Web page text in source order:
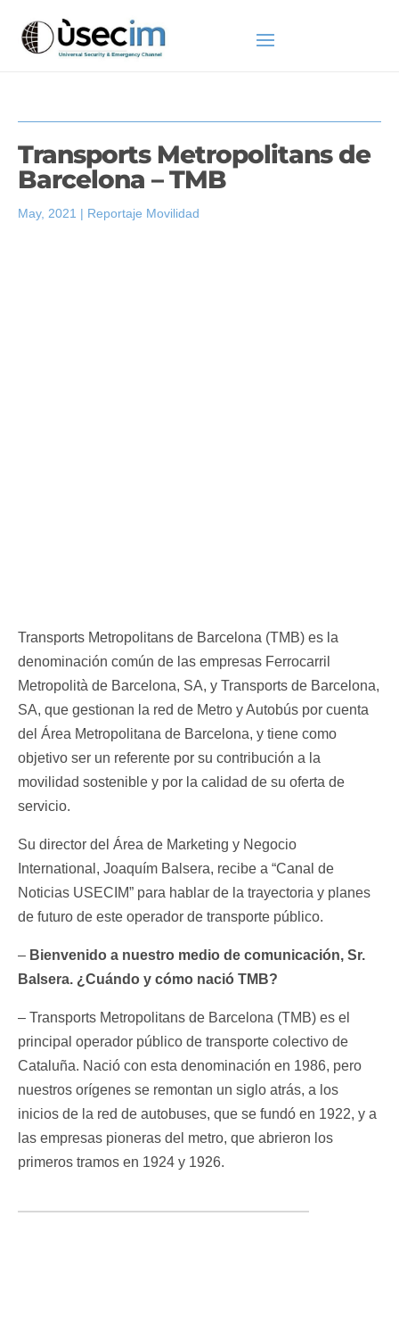
Transports Metropolitans de
Barcelona – TMB
May, 2021 | Reportaje Movilidad
Transports Metropolitans de Barcelona (TMB) es la
denominación común de las empresas Ferrocarril
Metropolità de Barcelona, SA, y Transports de Barcelona,
SA, que gestionan la red de Metro y Autobús por cuenta
del Área Metropolitana de Barcelona, y tiene como
objetivo ser un referente por su contribución a la
movilidad sostenible y por la calidad de su oferta de
servicio.
Su director del Área de Marketing y Negocio
International, Joaquím Balsera, recibe a “Canal de
Noticias USECIM” para hablar de la trayectoria y planes
de futuro de este operador de transporte público.
– Bienvenido a nuestro medio de comunicación, Sr.
Balsera. ¿Cuándo y cómo nació TMB?
– Transports Metropolitans de Barcelona (TMB) es el
principal operador público de transporte colectivo de
Cataluña. Nació con esta denominación en 1986, pero
nuestros orígenes se remontan un siglo atrás, a los
inicios de la red de autobuses, que se fundó en 1922, y a
las empresas pioneras del metro, que abrieron los
primeros tramos en 1924 y 1926.